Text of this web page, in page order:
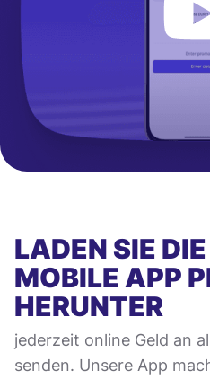
LADEN SIE DIE
MOBILE APP
HERUNTER
jederzeit online Geld an
senden. Unsere App